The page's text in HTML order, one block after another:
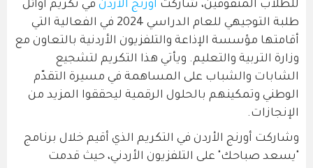
للطلاب المتفوقين، شاركت أورنج الأردن في تكريم أوائل
طلبة التوجيهي للعام الدراسي 2024 في الفعالية التي
أقامتها مؤسسة الإذاعة والتلفزيون الأردنية بالتعاون مع
وزارة التربية والتعليم. ويأتي هذا التكريم لتشجيع
الشابات والشباب على المساهمة في مسيرة التقدّم
الوطني وتمكينهم بالحلول الرقمية ليحققوا المزيد من
الإنجازات.
وشاركت أورنج الأردن في التكريم الذي أقيم خلال برنامج
"يسعد صباحك" على التلفزيون الأردني، حيث قدمت